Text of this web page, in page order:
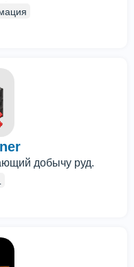
добычу руд.